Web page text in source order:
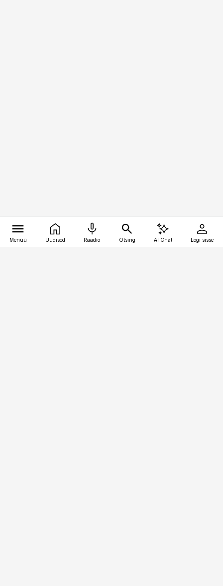
Menüü Uudised Raadio Otsing AI Chat Logi sisse